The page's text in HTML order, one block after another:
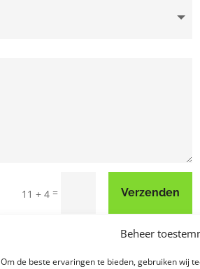
Beheer
Om de beste ervaringen te bieden, gebruiken wij
11 + 4 = Verzenden